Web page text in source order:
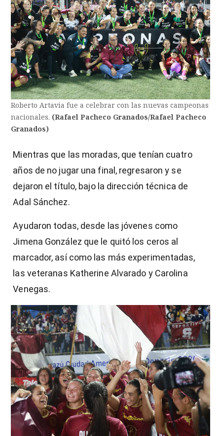
Roberto Artavia fue a celebrar con las nuevas campeonas
nacionales. (Rafael Pacheco Granados/Rafael Pacheco
Granados)
Mientras que las moradas, que tenían cuatro
años de no jugar una final, regresaron y se
dejaron el título, bajo la dirección técnica de
Adal Sánchez.
Ayudaron todas, desde las jóvenes como
Jimena González que le quitó los ceros al
marcador, así como las más experimentadas,
las veteranas Katherine Alvarado y Carolina
Venegas.